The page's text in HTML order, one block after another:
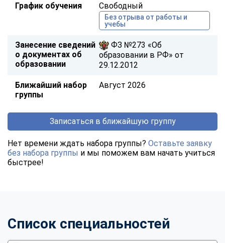
График обучения Свободный
Без отрыва от работы и
учебы
Занесение сведений
о документах об
образовании
ФЗ №273 «Об
образовании в РФ» от
29.12.2012
Ближайший набор
группы
Август 2026
Записаться в ближайшую группу
Нет времени ждать набора группы? Оставьте заявку
без набора группы и мы поможем вам начать учиться
быстрее!
Список специальностей